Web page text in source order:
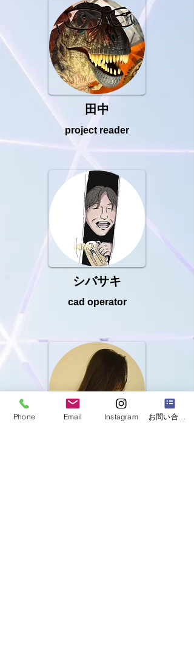
田中
​project reader
​シバサキ
cad operator
Phone Email Instagram お問い合わせフォーム